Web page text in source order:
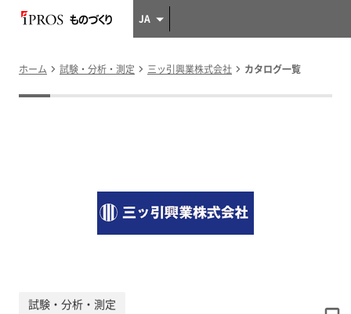
JA
ホーム 試験・分析・測定 三ッ引興業株式会社 カタログ一覧
試験・分析・測定